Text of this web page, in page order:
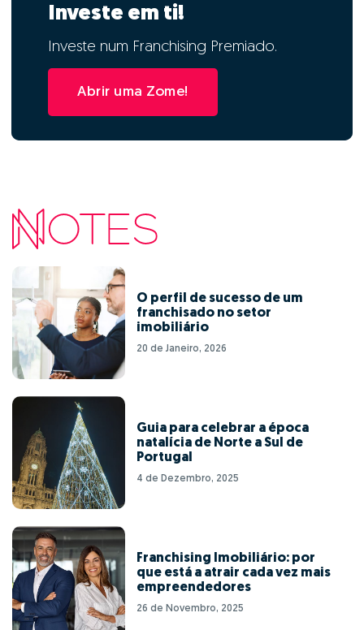
Investe em ti!
Investe num Franchising Premiado.
Abrir uma Zome!
O perfil de sucesso de um
franchisado no setor
imobiliário
20 de Janeiro, 2026
Guia para celebrar a época
natalícia de Norte a Sul de
Portugal
4 de Dezembro, 2025
Franchising Imobiliário: por
que está a atrair cada vez mais
empreendedores
26 de Novembro, 2025